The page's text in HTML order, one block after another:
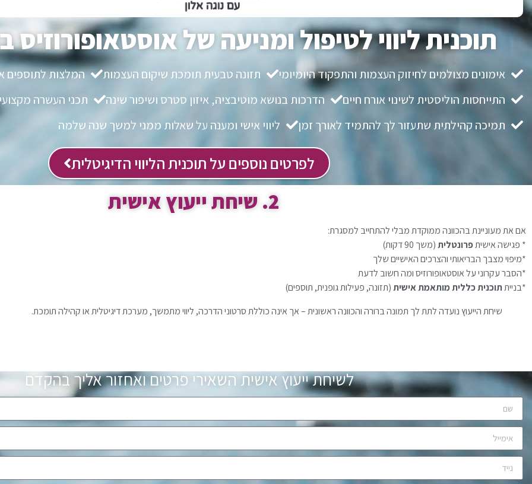
תוכנית ליווי לטיפול ומניעה של
אימונים מצולמים לחיזוק העצמות והתפקוד היומיומי תזונה טבעית תומכת שיקום העצמות
המלצות לתוספים
התייחסות הוליסטית לשינוי אורח חיים
הדרכות בנושא מוטיבציה, איזון סטרס ושיפור שינה
תכני העשרה
תמיכה קהילתית שתעזור לך להתמיד לאורך זמן
ליווי אישי ומענה על שאלות ממני למשך שנה שלמה
לפרטים נוספים על תוכנית הליווי הדיגיטלית
2. שיחת ייעוץ אישית
אם את מעוניינת בהכוונה ממוקדת מבלי להתחייב למסגרת:
* פגישה אישיתפרונטלית(משך 90 דקות)
*מיפוי מצבך הבריאותי והצרכים האישיים שלך
*הסבר עקרוני על אוסטאופורוזיס ומה חשוב לדעת
*בנייתתוכנית כללית מותאמת אישית(תזונה, פעילות גופנית, תוספים)
שיחת הייעוץ נועדה לתת לך תמונה ברורה והכוונה ראשונית – אך אינה כוללת סרטוני הדרכה, ליווי מתמשך, מערכת דיגיטלית או קהילה תומכת.
לשיחת ייעוץ אישית השאירי פרטים ואחזור אליך בהקדם